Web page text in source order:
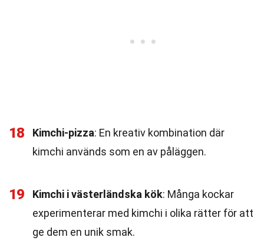
18 Kimchi-pizza: En kreativ kombination där
kimchi används som en av påläggen.
19 Kimchi i västerländska kök: Många kockar
experimenterar med kimchi i olika rätter för att
ge dem en unik smak.